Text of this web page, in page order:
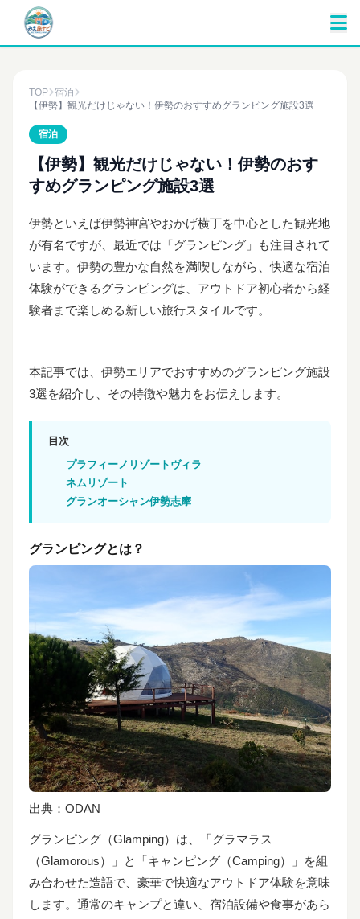
TOP 宿泊
【伊勢】観光だけじゃない！伊勢のおすすめグランピング施設3選
宿泊
【伊勢】観光だけじゃない！伊勢のおす
すめグランピング施設3選
伊勢といえば伊勢神宮やおかげ横丁を中心とした観光地
が有名ですが、最近では「グランピング」も注目されて
います。伊勢の豊かな自然を満喫しながら、快適な宿泊
体験ができるグランピングは、アウトドア初心者から経
験者まで楽しめる新しい旅行スタイルです。
本記事では、伊勢エリアでおすすめのグランピング施設
3選を紹介し、その特徴や魅力をお伝えします。
目次
プラフィーノリゾートヴィラ
ネムリゾート
グランオーシャン伊勢志摩
グランピングとは？
出典： ODAN
グランピング（Glamping）は、「グラマラス
（Glamorous）」と「キャンピング（Camping）」を組
み合わせた造語で、豪華で快適なアウトドア体験を意味
します。 通常のキャンプと違い、宿泊設備や食事があら